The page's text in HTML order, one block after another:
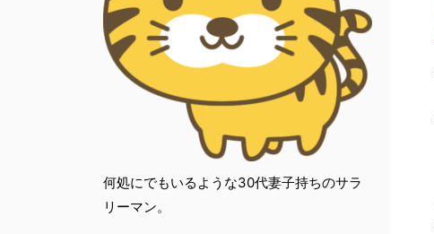
何処にでもいるような30代妻子持ちのサラ
リーマン。